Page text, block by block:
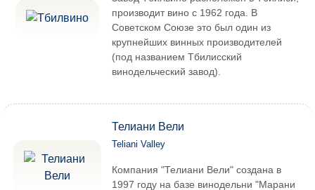
производит вино с 1962 года. В
Советском Союзе это был один из
крупнейших винных производителей
(под названием Тбилисский
винодельческий завод).
Телиани Вели
Teliani Valley
Компания "Телиани Вели" создана в
1997 году на базе винодельни "Марани